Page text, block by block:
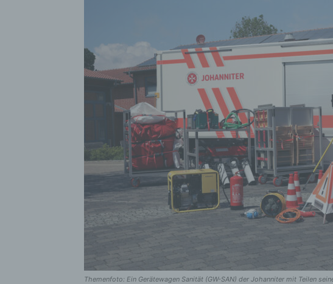
Themenfoto: Ein Gerätewagen Sanität (GW-SAN) der Johanniter mit Teilen